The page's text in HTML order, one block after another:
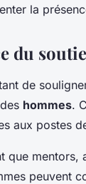
la
du
de
hommes.
aux postes
que
peuvent